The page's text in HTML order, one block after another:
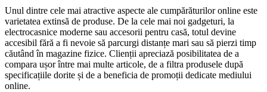
Unul dintre cele mai atractive aspecte ale cumpărăturilor online este
varietatea extinsă de produse. De la cele mai noi gadgeturi, la
electrocasnice moderne sau accesorii pentru casă, totul devine
accesibil fără a fi nevoie să parcurgi distanțe mari sau să pierzi timp
căutând în magazine fizice. Clienții apreciază posibilitatea de a
compara ușor între mai multe articole, de a filtra produsele după
specificațiile dorite și de a beneficia de promoții dedicate mediului
online.